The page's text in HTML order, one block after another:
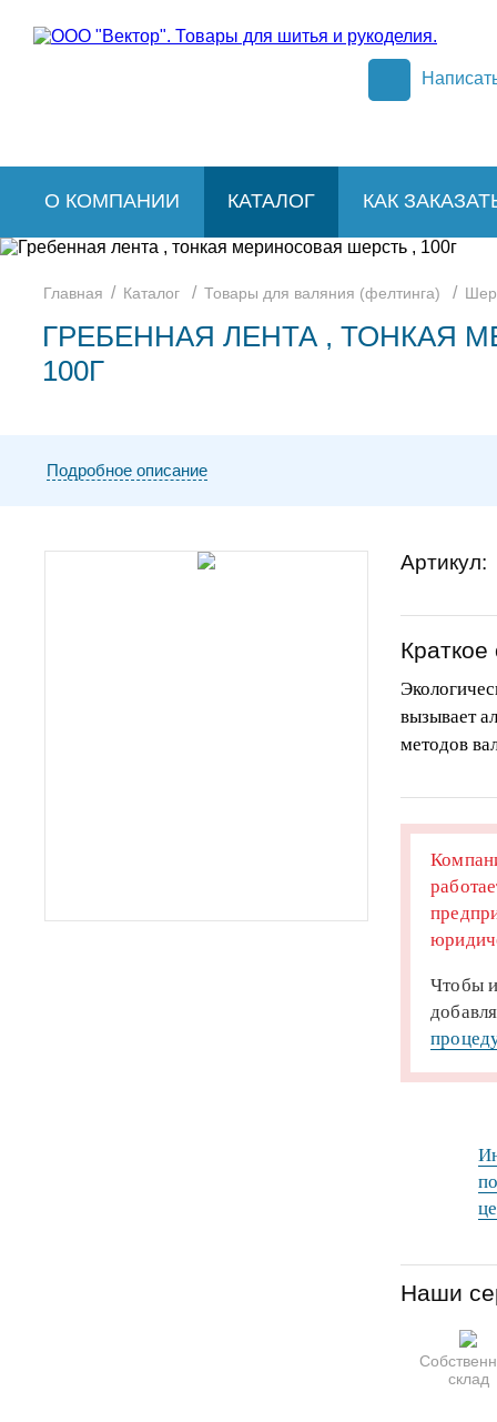
О КОМПАНИИ КАТАЛОГ КАК
Главная / Каталог / Товары для валяния (фелтинга) /
ГРЕБЕННАЯ ЛЕНТА , ТОНКАЯ
100Г
Подробное описание
Артикул:
вызывает
методов
Чтобы
Наши
склад